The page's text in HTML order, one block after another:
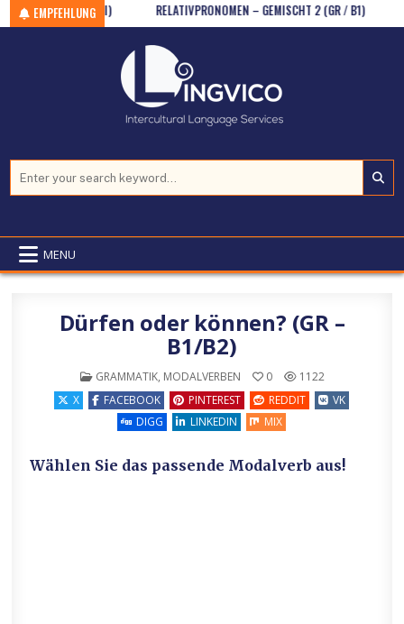
Skip to content
EMPFEHLUNG
تصريف الصفات في اللغة الالمانية (II) RELATIVPRONOMEN – GEMISCHT 2 (GR / B1)
MENU
Dürfen oder können? (GR –
B1/B2)
POSTED IN
GRAMMATIK, MODALVERBEN 0
1122
X
FACEBOOK PINTEREST REDDIT
VK
DIGG
LINKEDIN MIX
Wählen Sie das passende Modalverb aus!